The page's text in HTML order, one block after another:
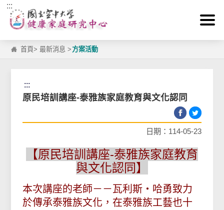
跳到主要內容區塊
:::
首頁>最新消息 >方案活動
:::
原民培訓講座-泰雅族家庭教育與文化認同
日期：114-05-23
【原民培訓講座-泰雅族家庭教育
與文化認同】
本次講座的老師－－瓦利斯‧哈勇致力
於傳承泰雅族文化，在泰雅族工藝也十